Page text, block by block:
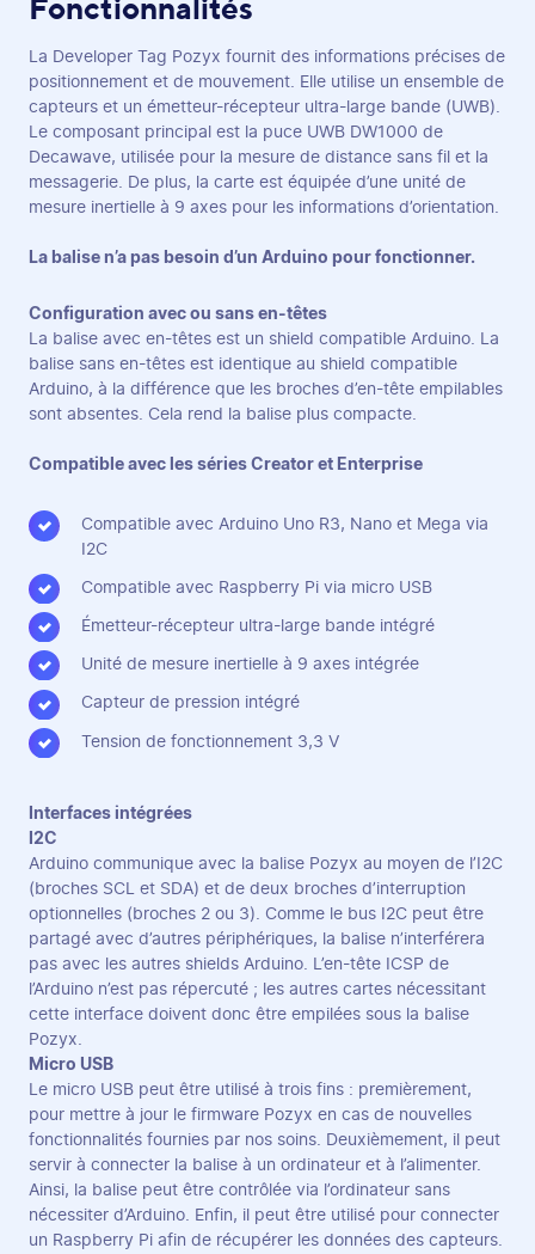
Fonctionnalités
La Developer Tag Pozyx fournit des informations précises de
positionnement et de mouvement. Elle utilise un ensemble de
capteurs et un émetteur-récepteur ultra-large bande (UWB).
Le composant principal est la puce UWB DW1000 de
Decawave, utilisée pour la mesure de distance sans fil et la
messagerie. De plus, la carte est équipée d’une unité de
mesure inertielle à 9 axes pour les informations d’orientation.
La balise n’a pas besoin d’un Arduino pour fonctionner.
Configuration avec ou sans en-têtes
La balise avec en-têtes est un shield compatible Arduino. La
balise sans en-têtes est identique au shield compatible
Arduino, à la différence que les broches d’en-tête empilables
sont absentes. Cela rend la balise plus compacte.
Compatible avec les séries Creator et Enterprise
Compatible avec Arduino Uno R3, Nano et Mega via
I2C
Compatible avec Raspberry Pi via micro USB
Émetteur-récepteur ultra-large bande intégré
Unité de mesure inertielle à 9 axes intégrée
Capteur de pression intégré
Tension de fonctionnement 3,3 V
Interfaces intégrées
I2C
Arduino communique avec la balise Pozyx au moyen de l’I2C
(broches SCL et SDA) et de deux broches d’interruption
optionnelles (broches 2 ou 3). Comme le bus I2C peut être
partagé avec d’autres périphériques, la balise n’interférera
pas avec les autres shields Arduino. L’en-tête ICSP de
l’Arduino n’est pas répercuté ; les autres cartes nécessitant
cette interface doivent donc être empilées sous la balise
Pozyx.
Micro USB
Le micro USB peut être utilisé à trois fins : premièrement,
pour mettre à jour le firmware Pozyx en cas de nouvelles
fonctionnalités fournies par nos soins. Deuxièmement, il peut
servir à connecter la balise à un ordinateur et à l’alimenter.
Ainsi, la balise peut être contrôlée via l’ordinateur sans
nécessiter d’Arduino. Enfin, il peut être utilisé pour connecter
un Raspberry Pi afin de récupérer les données des capteurs.